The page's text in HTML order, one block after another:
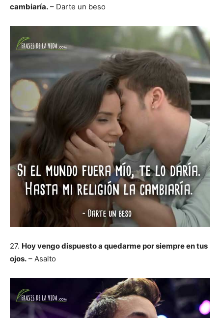
cambiaría. – Darte un beso
27. Hoy vengo dispuesto a quedarme por siempre en tus
ojos. – Asalto